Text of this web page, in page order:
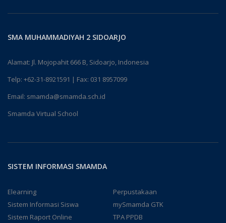
SMA MUHAMMADIYAH 2 SIDOARJO
Alamat: Jl. Mojopahit 666 B, Sidoarjo, Indonesia
Telp: +62-31-8921591 | Fax: 031 8957099
Email: smamda@smamda.sch.id
Smamda Virtual School
SISTEM INFORMASI SMAMDA
Elearning
Perpustakaan
Sistem Informasi Siswa
mySmamda GTK
Sistem Raport Online
TPA PPDB